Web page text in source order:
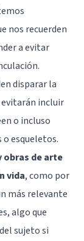
nos recuerden
a evitar
disparar la
evitarán incluir
o incluso
o esqueletos.
obras de arte
vida, como por
más relevante
algo que
sujeto si